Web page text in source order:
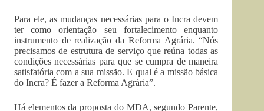
Para ele, as mudanças necessárias para o Incra devem
ter como orientação seu fortalecimento enquanto
instrumento de realização da Reforma Agrária. “Nós
precisamos de estrutura de serviço que reúna todas as
condições necessárias para que se cumpra de maneira
satisfatória com a sua missão. E qual é a missão básica
do Incra? É fazer a Reforma Agrária”.
Há elementos da proposta do MDA, segundo Parente,